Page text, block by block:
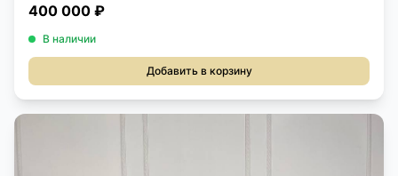
400 000 ₽
В наличии
Добавить в корзину